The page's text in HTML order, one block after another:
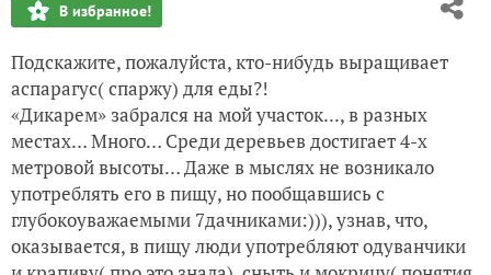
В избранное!
Подскажите, пожалуйста, кто-нибудь выращивает
аспарагус( спаржу) для еды?!
«Дикарем» забрался на мой участок..., в разных
местах… Много… Среди деревьев достигает 4-х
метровой высоты… Даже в мыслях не возникало
употреблять его в пищу, но пообщавшись с
глубокоуважаемыми 7дачниками:))), узнав, что,
оказывается, в пищу люди употребляют одуванчики